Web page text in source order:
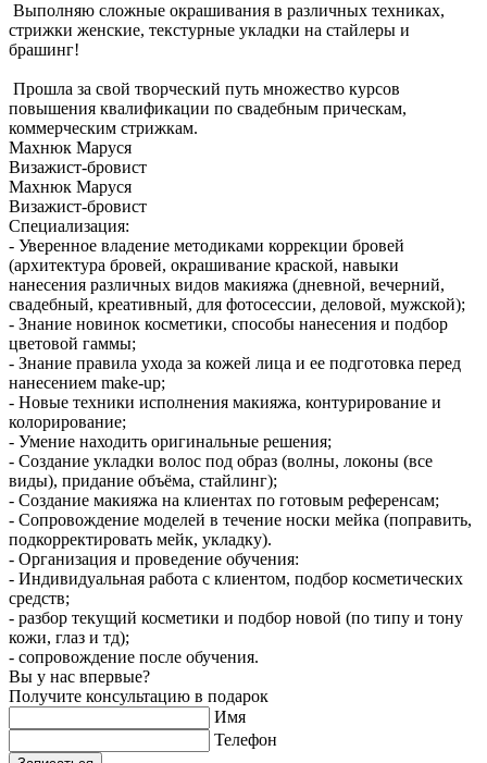
Выполняю сложные окрашивания в различных техниках,
стрижки женские, текстурные укладки на стайлеры и
брашинг!
Прошла за свой творческий путь множество курсов
повышения квалификации по свадебным прическам,
коммерческим стрижкам. ‎
Махнюк Маруся
Визажист-бровист
Махнюк Маруся
Визажист-бровист
Специализация:
- Уверенное владение методиками коррекции бровей
(архитектура бровей, окрашивание краской, навыки
нанесения различных видов макияжа (дневной, вечерний,
свадебный, креативный, для фотосессии, деловой, мужской);
- Знание новинок косметики, способы нанесения и подбор
цветовой гаммы;
- Знание правила ухода за кожей лица и ее подготовка перед
нанесением make-up;
- Новые техники исполнения макияжа, контурирование и
колорирование;
- Умение находить оригинальные решения;
- Создание укладки волос под образ (волны, локоны (все
виды), придание объёма, стайлинг);
- Создание макияжа на клиентах по готовым референсам;
- Сопровождение моделей в течение носки мейка (поправить,
подкорректировать мейк, укладку).
- Организация и проведение обучения:
- Индивидуальная работа с клиентом, подбор косметических
средств;
- разбор текущий косметики и подбор новой (по типу и тону
кожи, глаз и тд);
- сопровождение после обучения.
Вы у нас впервые?
Получите консультацию в подарок
Имя
Телефон